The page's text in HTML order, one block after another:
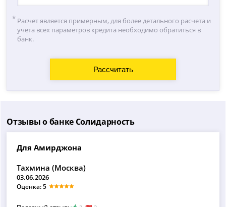
Расчет является примерным, для более детального расчета и
учета всех параметров кредита необходимо обратиться в
банк.
Отзывы о банке Солидарность
Для Амирджона
Тахмина (Москва)
03.06.2026
Оценка: 5